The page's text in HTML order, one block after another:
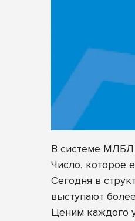
В системе МЛБЛ
Число, которое
Сегодня в
выступают
Ценим каждого